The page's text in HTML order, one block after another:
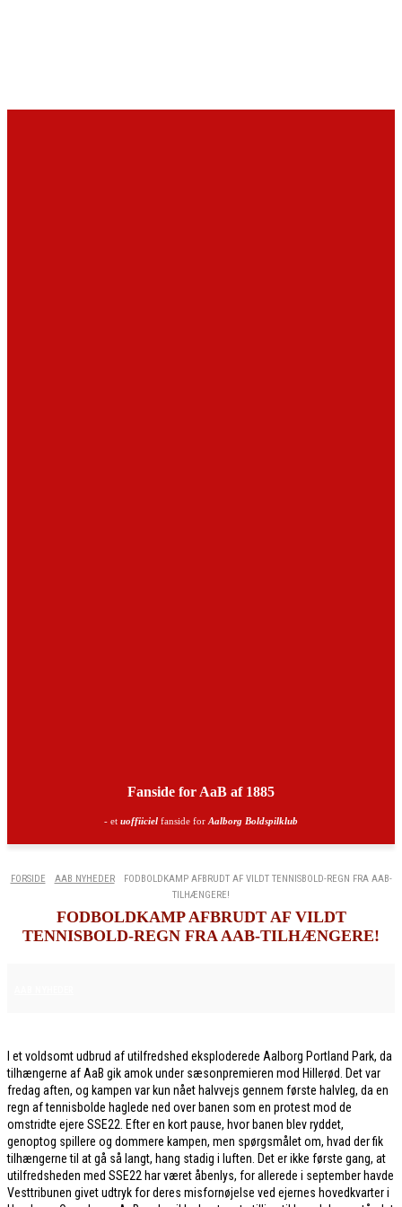
Fanside for AaB af 1885
- et uoffiiciel fanside for Aalborg Boldspilklub
FORSIDE AAB NYHEDER
FODBOLDKAMP AFBRUDT AF VILDT TENNISBOLD-REGN FRA AAB-
TILHÆNGERE!
FODBOLDKAMP AFBRUDT AF VILDT
TENNISBOLD-REGN FRA AAB-TILHÆNGERE!
I et voldsomt udbrud af utilfredshed eksploderede Aalborg Portland Park, da
tilhængerne af AaB gik amok under sæsonpremieren mod Hillerød. Det var
fredag aften, og kampen var kun nået halvvejs gennem første halvleg, da en
regn af tennisbolde haglede ned over banen som en protest mod de
omstridte ejere SSE22. Efter en kort pause, hvor banen blev ryddet,
genoptog spillere og dommere kampen, men spørgsmålet om, hvad der fik
tilhængerne til at gå så langt, hang stadig i luften. Det er ikke første gang, at
utilfredsheden med SSE22 har været åbenlys, for allerede i september havde
Vesttribunen givet udtryk for deres misfornøjelse ved ejernes hovedkvarter i